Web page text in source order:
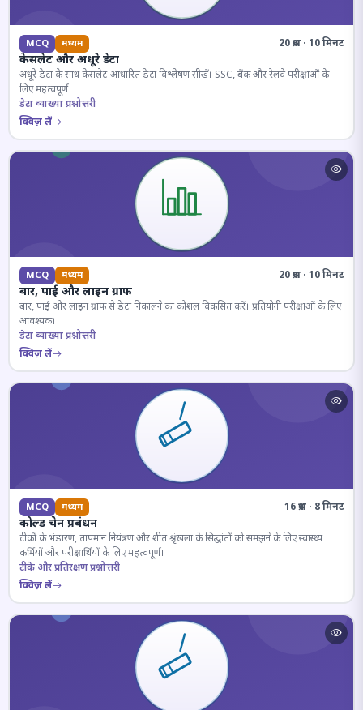
MCQ मध्यम 20 प्रश्न · 10 मिनट
केसलेट और अधूरे डेटा
अधूरे डेटा के साथ केसलेट-आधारित डेटा विश्लेषण सीखें। SSC, बैंक और रेलवे परीक्षाओं के
लिए महत्वपूर्ण।
डेटा व्याख्या प्रश्नोत्तरी
क्विज़ लें
MCQ मध्यम 20 प्रश्न · 10 मिनट
बार, पाई और लाइन ग्राफ
बार, पाई और लाइन ग्राफ से डेटा निकालने का कौशल विकसित करें। प्रतियोगी परीक्षाओं के लिए
आवश्यक।
डेटा व्याख्या प्रश्नोत्तरी
क्विज़ लें
MCQ मध्यम 16 प्रश्न · 8 मिनट
कोल्ड चेन प्रबंधन
टीकों के भंडारण, तापमान नियंत्रण और शीत श्रृंखला के सिद्धांतों को समझने के लिए स्वास्थ्य
कर्मियों और परीक्षार्थियों के लिए महत्वपूर्ण।
टीके और प्रतिरक्षण प्रश्नोत्तरी
क्विज़ लें